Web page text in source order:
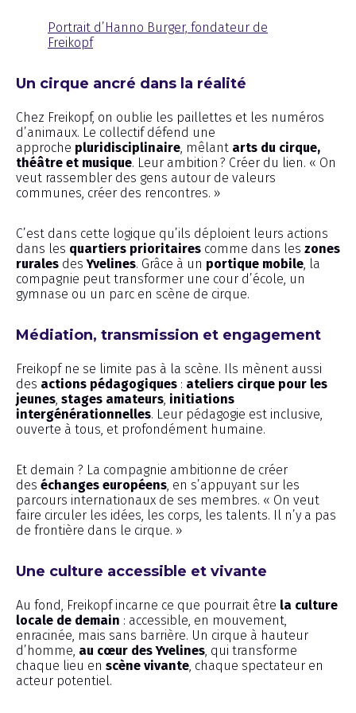
Portrait d’Hanno Burger, fondateur de
Freikopf
Un cirque ancré dans la réalité
Chez Freikopf, on oublie les paillettes et les numéros
d’animaux. Le collectif défend une
approche pluridisciplinaire , mêlant arts du cirque,
théâtre et musique. Leur ambition ? Créer du lien. « On
veut rassembler des gens autour de valeurs
communes, créer des rencontres. »
C’est dans cette logique qu’ils déploient leurs actions
dans les quartiers prioritaires comme dans les zones
rurales desYvelines. Grâce à un portique mobile , la
compagnie peut transformer une cour d’école, un
gymnase ou un parc en scène de cirque.
Médiation, transmission et engagement
Freikopf ne se limite pas à la scène. Ils mènent aussi
des actions pédagogiques : ateliers cirque pour les
jeunes stages amateurs initiations
intergénérationnelles. Leur pédagogie est inclusive,
ouverte à tous, et profondément humaine.
Et demain ? La compagnie ambitionne de créer
des échanges européens , en s’appuyant sur les
parcours internationaux de ses membres. « On veut
faire circuler les idées, les corps, les talents. Il n’y a pas
de frontière dans le cirque. »
Une culture accessible et vivante
Au fond, Freikopf incarne ce que pourrait être la culture
locale de demain : accessible, en mouvement,
enracinée, mais sans barrière. Un cirque à hauteur
d’homme, au cœur des Yvelines , qui transforme
chaque lieu en scène vivante , chaque spectateur en
acteur potentiel.